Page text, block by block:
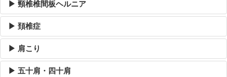
▶ 頸椎椎間板ヘルニア
▶ 頚椎症
▶ 肩こり
▶ 五十肩・四十肩